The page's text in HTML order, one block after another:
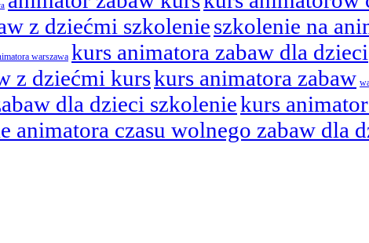
z dziećmi szkolenieszkolenie na
warszawa kurs animatora zabaw dla dzieci
z dziećmi kurskurs animatora zabaw
dla dzieci szkoleniekurs
animatora czasu wolnego zabaw dla